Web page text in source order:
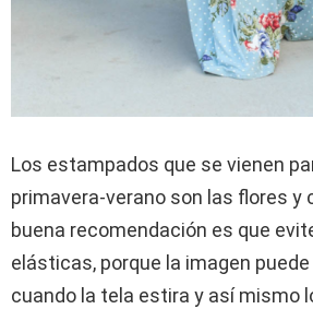
Los estampados que se vienen
primavera-verano son las flores y
buena recomendación es que
elásticas, porque la imagen
cuando la tela estira y así mismo